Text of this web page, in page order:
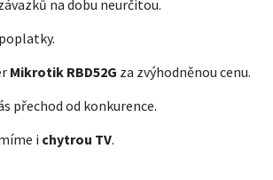
na dobu neurčitou.
Mikrotik RBD52G za zvýhodněnou cenu.
přechod od konkurence.
i chytrou TV.